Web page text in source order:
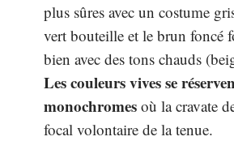
plus sûres avec un costume
vert bouteille et le brun foncé
bien avec des tons chauds
Les couleurs vives se
monochromes où la cravate
focal volontaire de la tenue.